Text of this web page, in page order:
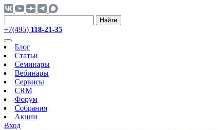
Найти
+7(495) 118-21-35
Блог
Статьи
Семинары
Вебинары
Сервисы
CRM
Форум
Собрания
Акции
Вход